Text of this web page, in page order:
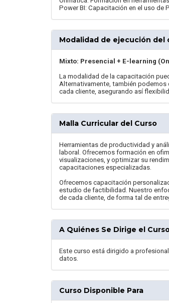
Power BI: Capacitación en el uso de
Modalidad de ejecución del
Mixto: Presencial + E-learning
La modalidad de la capacitación
Alternativamente, también
cada cliente, asegurando así
Malla Curricular del Curso
Herramientas de productividad y
laboral. Ofrecemos formación en
visualizaciones, y optimizar su
capacitaciones especializadas.
Ofrecemos capacitación
estudio de factibilidad. Nuestro
de cada cliente, de forma tal de
A Quiénes Se Dirige el
Este curso está dirigido a
datos.
Curso Disponible Para